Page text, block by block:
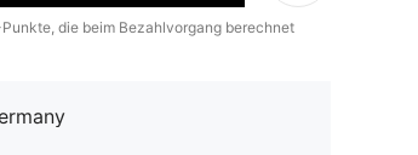
Punkte, die beim Bezahlvorgang berechnet